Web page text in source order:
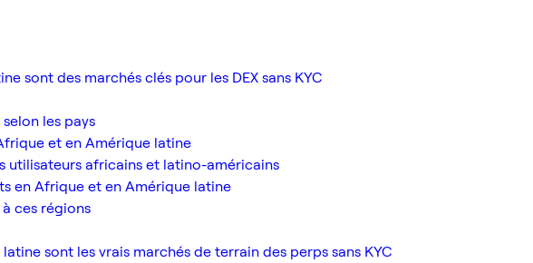
sont des marchés clés pour les DEX sans KYC
les pays
et en Amérique latine
utilisateurs africains et latino-américains
en Afrique et en Amérique latine
ces régions
sont les vrais marchés de terrain des perps sans KYC